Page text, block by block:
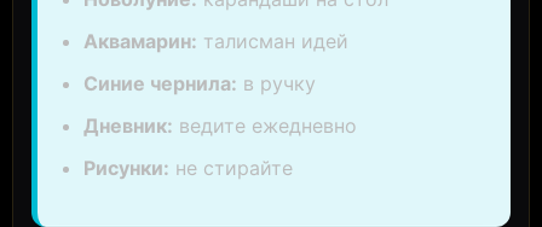
Аквамарин: талисман идей
Синие чернила: в ручку
Дневник: ведите ежедневно
Рисунки: не стирайте